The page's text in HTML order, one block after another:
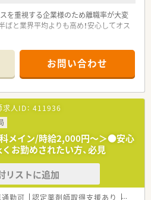
を重視する企業様のため離職率が大変
ばと業界平均よりも高め！安心してオス
！
お問い合わせ
人ID： 411936
科メイン/時給2,000円～＞●安心
お勤めされたい方、必見
リストに追加
勤可 認定薬剤師取得支援あり 教育制